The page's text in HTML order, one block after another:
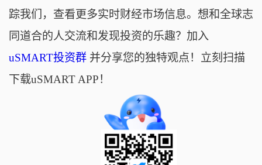
踪我们，查看更多实时财经市场信息。想和全球志
同道合的人交流和发现投资的乐趣？加入
uSMART投资群并分享您的独特观点！立刻扫描
下载uSMART APP！